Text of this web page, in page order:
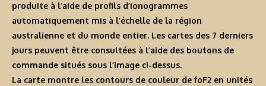
produite à l’aide de profils d’ionogrammes
automatiquement mis à l’échelle de la région
australienne et du monde entier. Les cartes des 7 derniers
jours peuvent être consultées à l’aide des boutons de
commande situés sous l’image ci-dessus.
La carte montre les contours de couleur de foF2 en unités